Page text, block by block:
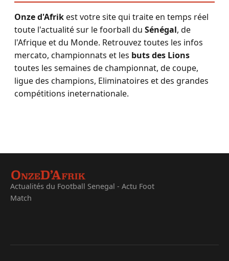
Onze d'Afrikest votre site qui traite en temps réel
toute l'actualité sur le foorball du Sénégal, de
l'Afrique et du Monde. Retrouvez toutes les infos
mercato, championnats et les buts des Lions
toutes les semaines de championnat, de coupe,
ligue des champions, Eliminatoires et des grandes
compétitions ineternationale.
Actualités du Football Senegal - Actu Foot
Match